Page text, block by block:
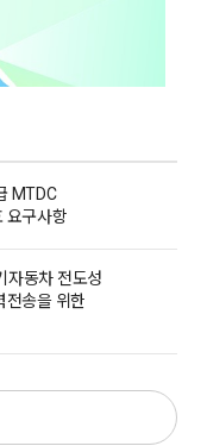
MTDC
요구사항
자동차 전도성
전송을 위한